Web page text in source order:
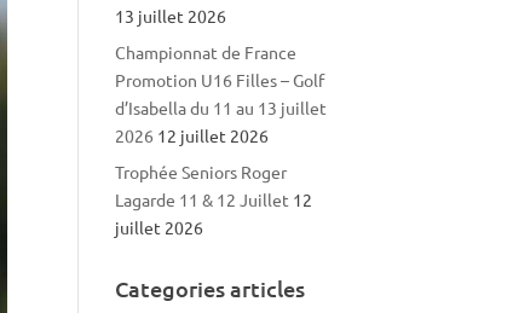
13 juillet 2026
Championnat de France
Promotion U16 Filles – Golf
d’Isabella du 11 au 13 juillet
2026 12 juillet 2026
Trophée Seniors Roger
Lagarde 11 & 12 Juillet 12
juillet 2026
Categories articles